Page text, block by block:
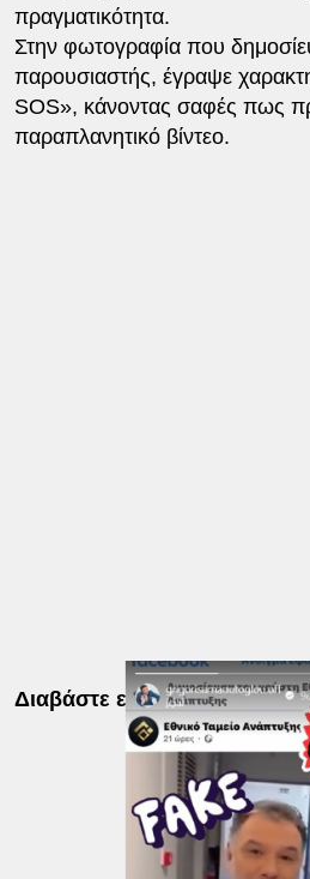
πραγματικότητα.
Στην φωτογραφία που
παρουσιαστής, έγραψε
SOS», κάνοντας σαφές πως
παραπλανητικό βίντεο.
Διαβάστε επίσης: